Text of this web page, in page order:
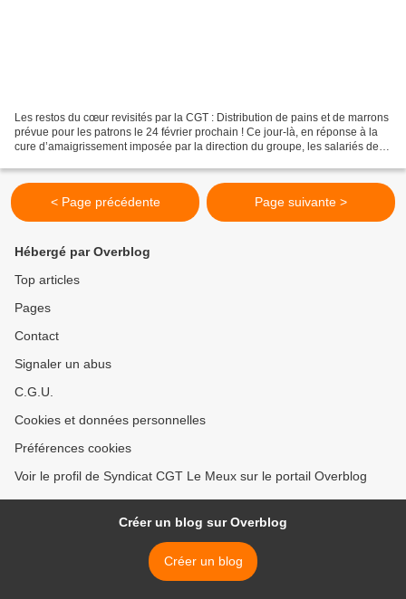
Les restos du cœur revisités par la CGT : Distribution de pains et de marrons
prévue pour les patrons le 24 février prochain ! Ce jour-là, en réponse à la
cure d’amaigrissement imposée par la direction du groupe, les salariés de
< Page précédente Page suivante >
Hébergé par Overblog
Top articles
Pages
Contact
Signaler un abus
C.G.U.
Cookies et données personnelles
Préférences cookies
Voir le profil de Syndicat CGT Le Meux sur le portail Overblog
Créer un blog sur Overblog
Créer un blog